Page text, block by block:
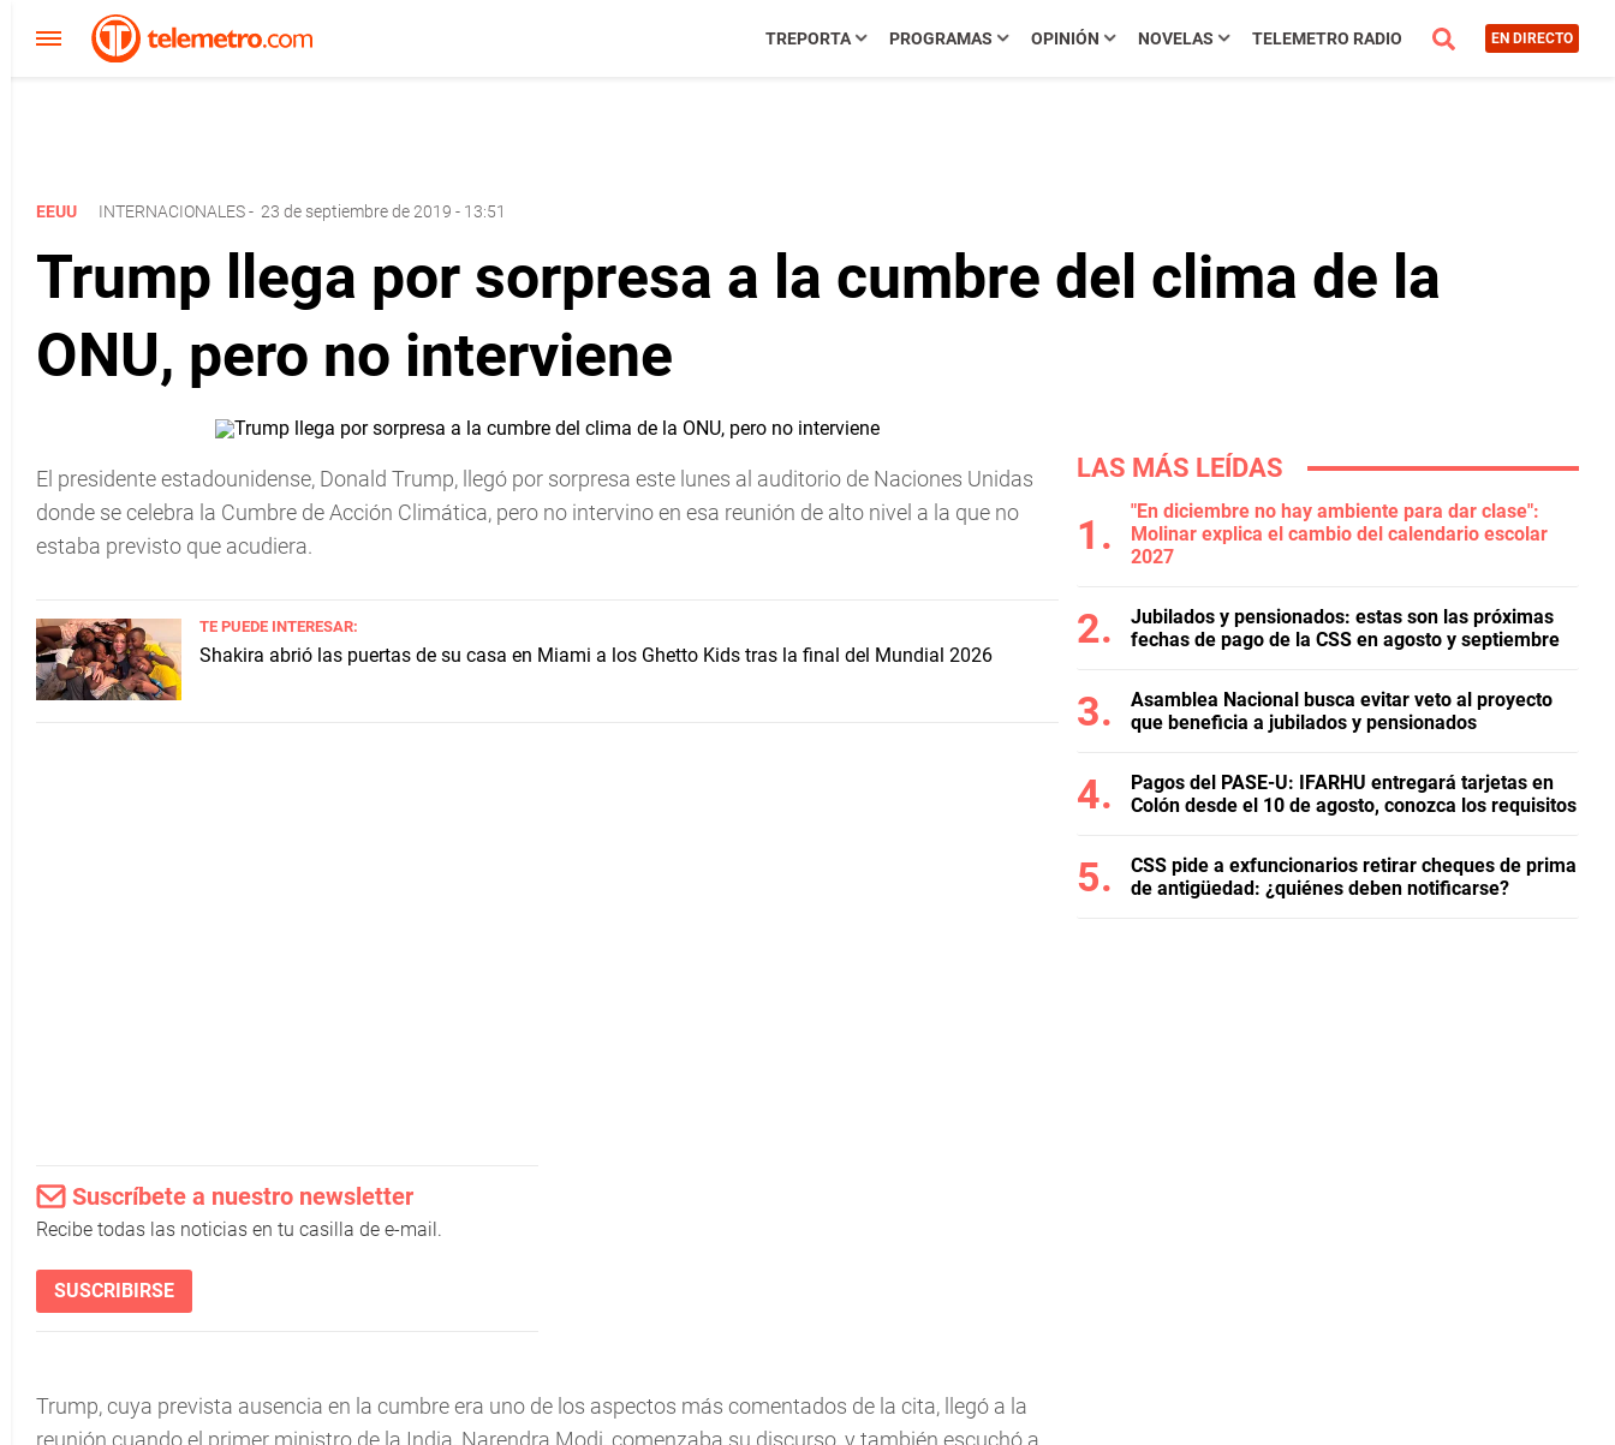
TREPORTA PROGRAMAS OPINIÓN NOVELAS TELEMETRO RADIO EN DIRECTO
EEUU INTERNACIONALES- 23 de septiembre de 2019 - 13:51
Trump llega por sorpresa a la cumbre del clima de la
ONU, pero no interviene
El presidente estadounidense, Donald Trump, llegó por sorpresa este lunes al auditorio de Naciones Unidas
donde se celebra la Cumbre de Acción Climática, pero no intervino en esa reunión de alto nivel a la que no
estaba previsto que acudiera.
TE PUEDE INTERESAR:
Shakira abrió las puertas de su casa en Miami a los Ghetto Kids tras la final del Mundial 2026
Suscríbete a nuestro newsletter
Recibe todas las noticias en tu casilla de e-mail.
SUSCRIBIRSE
Trump, cuya prevista ausencia en la cumbre era uno de los aspectos más comentados de la cita, llegó a la
reunión cuando el primer ministro de la India, Narendra Modi, comenzaba su discurso, y también escuchó a
LAS MÁS LEÍDAS
"En diciembre no hay ambiente para dar clase":
Molinar explica el cambio del calendario escolar
2027
Jubilados y pensionados: estas son las próximas
fechas de pago de la CSS en agosto y septiembre
Asamblea Nacional busca evitar veto al proyecto
que beneficia a jubilados y pensionados
Pagos del PASE-U: IFARHU entregará tarjetas en
Colón desde el 10 de agosto, conozca los requisitos
CSS pide a exfuncionarios retirar cheques de prima
de antigüedad: ¿quiénes deben notificarse?